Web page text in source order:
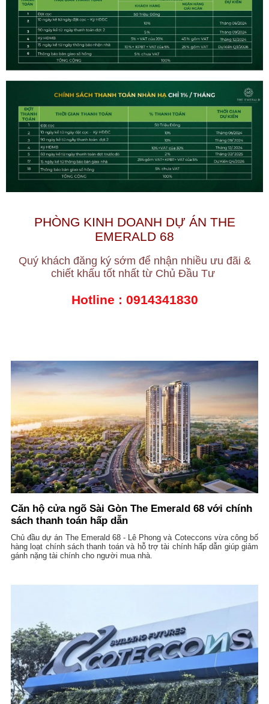
PHÒNG KINH DOANH DỰ ÁN THE
EMERALD 68
Quý khách đăng ký sớm để nhận nhiều ưu đãi &
chiết khấu tốt nhất từ Chủ Đầu Tư
Hotline : 0914341830
Căn hộ cửa ngõ Sài Gòn The Emerald 68 với chính
sách thanh toán hấp dẫn
Chủ đầu dự án The Emerald 68 - Lê Phong và Coteccons vừa công bố
hàng loạt chính sách thanh toán và hỗ trợ tài chính hấp dẫn giúp giảm
gánh nặng tài chính cho người mua nhà.